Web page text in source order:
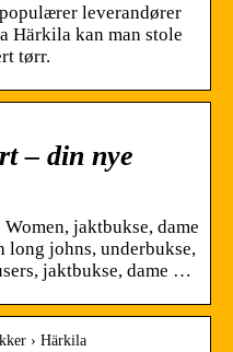
leverandører
Härkila kan man stole
tørr.
– din nye
jaktbukse, dame
johns, underbukse,
jaktbukse, dame …
› Härkila